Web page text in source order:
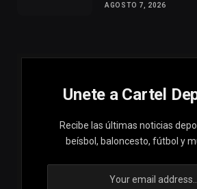
AGOSTO 7, 2026
Unete a Cartel
Recibe las últimas noticias
beísbol, baloncesto, fútbol y